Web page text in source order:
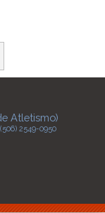
Atletismo)
2549-0950